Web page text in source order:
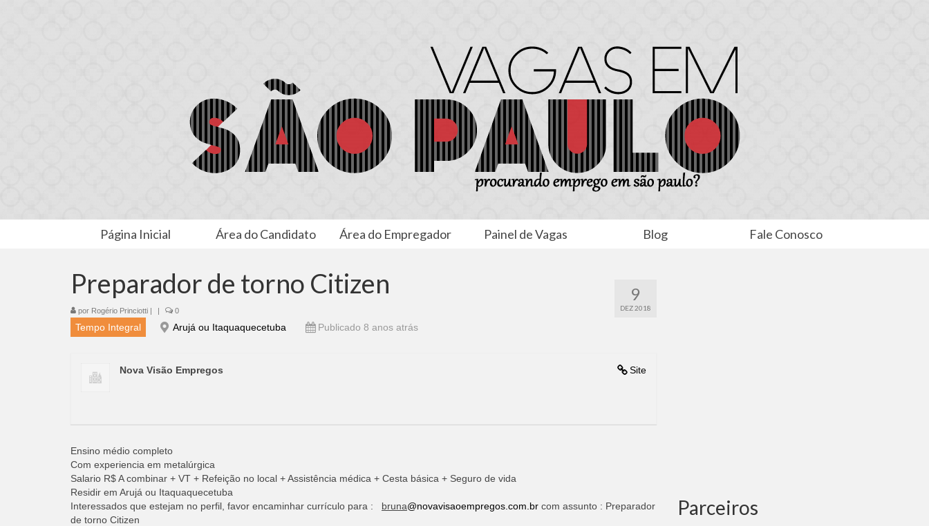
Página Inicial Área do Candidato Área do Empregador Painel de Vagas Blog Fale Conosco
9
DEZ 2018
Preparador de torno Citizen
por Rogério Princiotti | | 0
Tempo Integral Arujá ou Itaquaquecetuba Publicado 8 anos atrás
Site
Nova Visão Empregos
Ensino médio completo
Com experiencia em metalúrgica
Salario R$ A combinar + VT + Refeição no local + Assistência médica + Cesta básica + Seguro de vida
Residir em Arujá ou Itaquaquecetuba
Interessados que estejam no perfil, favor encaminhar currículo para : bruna@novavisaoempregos.com.br com assunto : Preparador
de torno Citizen
Parceiros